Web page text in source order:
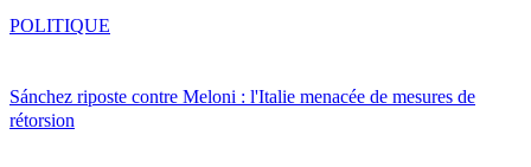
Sánchez riposte contre Meloni : l'Italie menacée de mesures de
rétorsion
POLITIQUE